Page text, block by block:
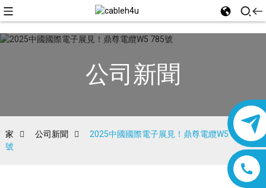
公司新聞
家 公司新聞
2025中國國際電子展見！鼎尊電纜W5 785
號